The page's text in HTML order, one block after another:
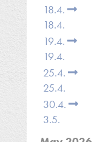
18.4.
18.4.
19.4.
19.4.
25.4.
25.4.
30.4.
3.5.